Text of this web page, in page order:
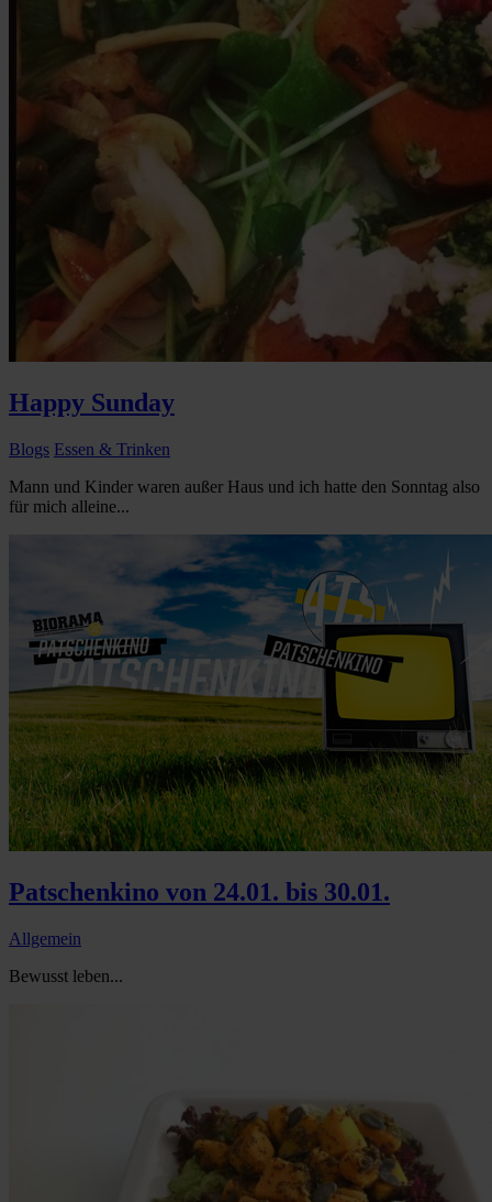
Happy Sunday
Blogs Essen & Trinken
Mann und Kinder waren außer Haus und ich hatte den Sonntag also
für mich alleine...
Patschenkino von 24.01. bis 30.01.
Allgemein
Bewusst leben...